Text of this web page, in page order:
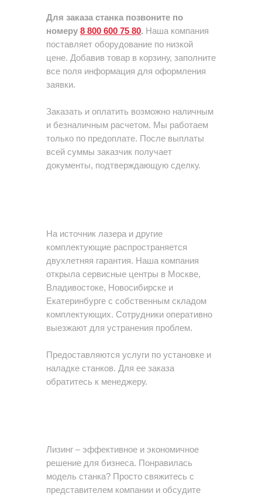
Для заказа станка позвоните по
номеру 8 800 600 75 80. Наша компания
поставляет оборудование по низкой
цене. Добавив товар в корзину, заполните
все поля информация для оформления
заявки.
Заказать и оплатить возможно наличным
и безналичным расчетом. Мы работаем
только по предоплате. После выплаты
всей суммы заказчик получает
документы, подтверждающую сделку.
На источник лазера и другие
комплектующие распространяется
двухлетняя гарантия. Наша компания
открыла сервисные центры в Москве,
Владивостоке, Новосибирске и
Екатеринбурге с собственным складом
комплектующих. Сотрудники оперативно
выезжают для устранения проблем.
Предоставляются услуги по установке и
наладке станков. Для ее заказа
обратитесь к менеджеру.
Лизинг – эффективное и экономичное
решение для бизнеса. Понравилась
модель станка? Просто свяжитесь с
представителем компании и обсудите
8 (800) 700-29-85